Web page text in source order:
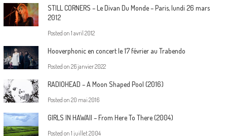
STILL CORNERS – Le Divan Du Monde – Paris, lundi 26 mars
2012
Posted on 1 avril 2012
Hooverphonic en concert le 17 février au Trabendo
Posted on 26 janvier 2022
RADIOHEAD – A Moon Shaped Pool (2016)
Posted on 20 mai 2016
GIRLS IN HAWAII – From Here To There (2004)
Posted on 1 juillet 2004